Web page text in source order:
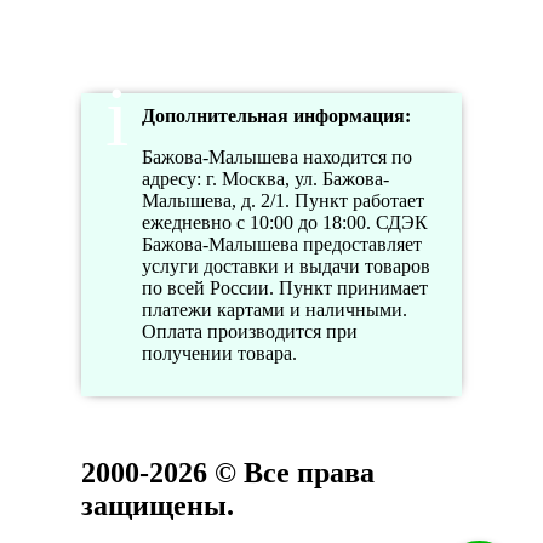
Дополнительная информация:
Бажова-Малышева находится по
адресу: г. Москва, ул. Бажова-
Малышева, д. 2/1. Пункт работает
ежедневно с 10:00 до 18:00. СДЭК
Бажова-Малышева предоставляет
услуги доставки и выдачи товаров
по всей России. Пункт принимает
платежи картами и наличными.
Оплата производится при
получении товара.
2000-2026 © Все права
защищены.